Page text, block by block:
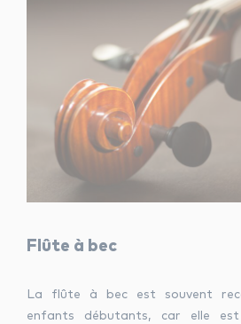
Flûte à bec
La flûte à bec est souvent
enfants débutants, car elle